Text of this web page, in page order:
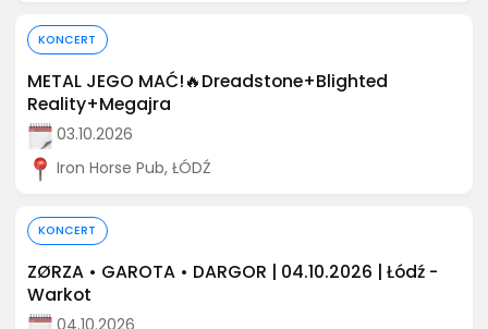
KONCERT
METAL JEGO MAĆ!🔥Dreadstone+Blighted
Reality+Megajra
03.10.2026
Iron Horse Pub, ŁÓDŹ
KONCERT
ZØRZA • GAROTA • DARGOR | 04.10.2026 | Łódź -
Warkot